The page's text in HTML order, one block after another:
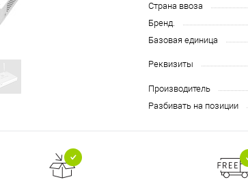
Страна ввоза
Бренд.
Базовая единица
Реквизиты
Производитель
Разбивать на позиции